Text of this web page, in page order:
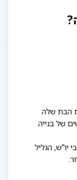
ובית הספר
הבת שלה
של בנייה
יו"ש, הגליל